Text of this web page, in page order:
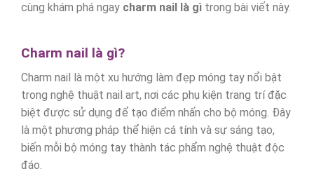
cùng khám phá ngay charm nail là gìtrong bài viết này.
Charm nail là gì?
Charm nail là một xu hướng làm đẹp móng tay nổi bật
trong nghệ thuật nail art, nơi các phụ kiện trang trí đặc
biệt được sử dụng để tạo điểm nhấn cho bộ móng. Đây
là một phương pháp thể hiện cá tính và sự sáng tạo,
biến mỗi bộ móng tay thành tác phẩm nghệ thuật độc
đáo.